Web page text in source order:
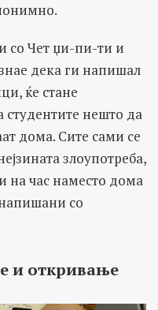
со Чет џи-пи-ти и
дека ги напишал
ќе стане
нешто да
дома. Сите сами се
злоупотреба,
на час наместо дома
со
и откривање